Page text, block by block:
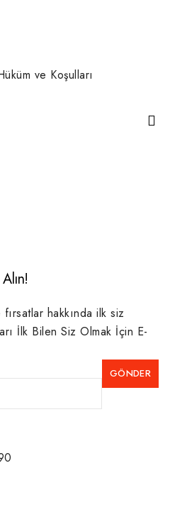
ve Koşulları
hakkında ilk siz
İlk Bilen Siz Olmak İçin E-